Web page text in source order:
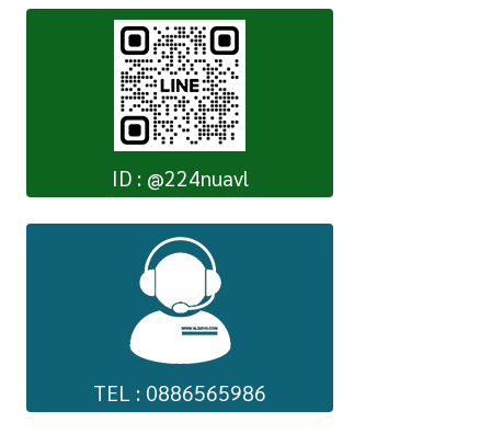
ID : @224nuavl
TEL : 0886565986